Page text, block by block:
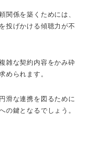
関係を築くためには、
投げかける傾聴力が不
雑な契約内容をかみ砕
められます。
滑な連携を図るために
の鍵となるでしょう。